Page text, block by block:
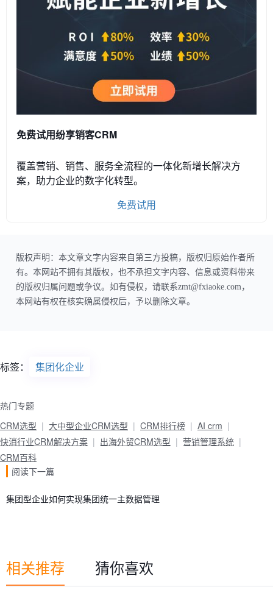
免费试用纷享销客CRM
覆盖营销、销售、服务全流程的一体化新增长解决方
案，助力企业的数字化转型。
免费试用
版权声明：本文章文字内容来自第三方投稿，版权归原始作者所
有。本网站不拥有其版权，也不承担文字内容、信息或资料带来
的版权归属问题或争议。如有侵权，请联系zmt@fxiaoke.com，
本网站有权在核实确属侵权后，予以删除文章。
标签： 集团化企业
热门专题
CRM选型
大中型企业CRM选型 CRM排行榜
AI crm
快消行业CRM解决方案
出海外贸CRM选型
营销管理系统
CRM百科
阅读下一篇
集团型企业如何实现集团统一主数据管理
相关推荐 猜你喜欢